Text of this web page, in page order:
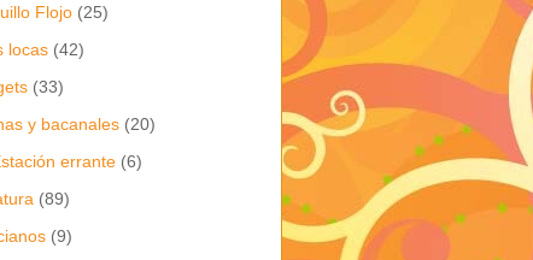
Flojo (25)
locas (42)
(33)
y bacanales (20)
errante (6)
(89)
(9)